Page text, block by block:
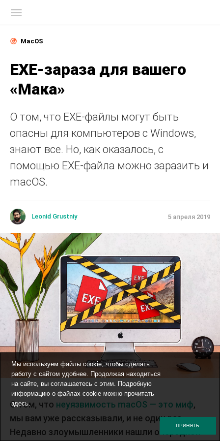
MacOS
EXE-зараза для вашего
«Мака»
О том, что EXE-файлы могут быть
опасны для компьютеров с Windows,
знают все. Но, как оказалось, с
помощью EXE-файла можно заразить и
macOS.
Leonid Grustniy 5 апреля 2019
О том, что неуязвимость macOS — это миф,
мы вам уже рассказывали, и не один раз.
Недавно злоумышленники нашли очередной
Мы используем файлы cookie, чтобы сделать
работу с сайтом удобнее. Продолжая находиться
на сайте, вы соглашаетесь с этим. Подробную
информацию о файлах cookie можно прочитать
здесь.
ПРИНЯТЬ